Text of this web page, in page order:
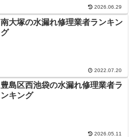
2026.06.29
南大塚の水漏れ修理業者ランキン
グ
2022.07.20
豊島区西池袋の水漏れ修理業者ラ
ンキング
2026.05.11